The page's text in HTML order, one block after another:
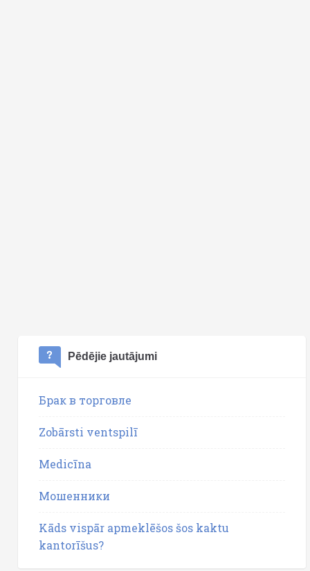
Pēdējie jautājumi
Брак в торговле
Zobārsti ventspilī
Medicīna
Мошенники
Kāds vispār apmeklēšos šos kaktu
kantorīšus?